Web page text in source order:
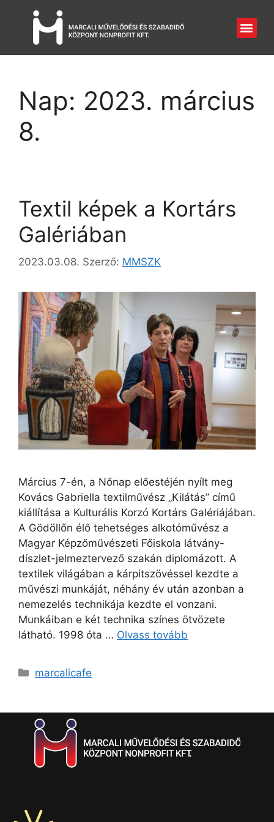
Nap: 2023. március
8.
Textil képek a Kortárs
Galériában
2023.03.08. Szerző: MMSZK
Március 7-én, a Nőnap előestéjén nyílt meg
Kovács Gabriella textilművész „Kilátás” című
kiállítása a Kulturális Korzó Kortárs Galériájában.
A Gödöllőn élő tehetséges alkotóművész a
Magyar Képzőművészeti Főiskola látvány-
díszlet-jelmeztervező szakán diplomázott. A
textilek világában a kárpitszövéssel kezdte a
művészi munkáját, néhány év után azonban a
nemezelés technikája kezdte el vonzani.
Munkáiban e két technika színes ötvözete
látható. 1998 óta … Olvass tovább
marcalicafe